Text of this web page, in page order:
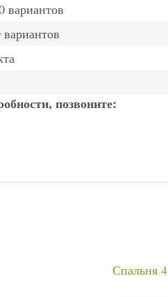
вариантов
позвоните:
Спальня 4